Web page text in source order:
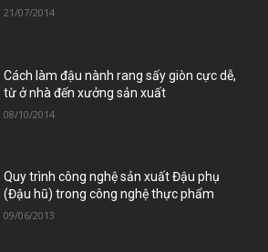
21/07/2014
Cách làm đậu nành rang sấy giòn cực dễ,
từ ở nhà đến xưởng sản xuất
08/10/2014
Quy trình công nghệ sản xuất Đậu phụ
(Đậu hũ) trong công nghệ thực phẩm
09/06/2013